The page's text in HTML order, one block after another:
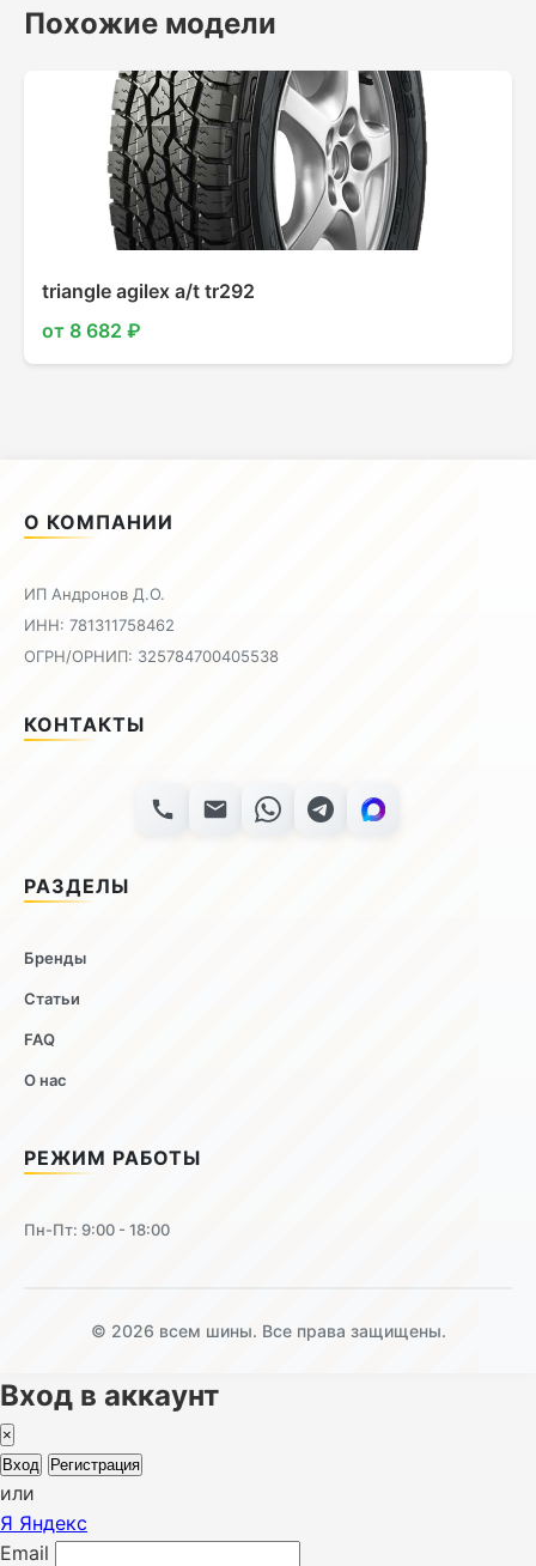
Похожие модели
triangle agilex a/t tr292
от 8 682 ₽
О КОМПАНИИ
ИП Андронов Д.О.
ИНН: 781311758462
ОГРН/ОРНИП: 325784700405538
КОНТАКТЫ
РАЗДЕЛЫ
Бренды
Статьи
FAQ
О нас
РЕЖИМ РАБОТЫ
Пн-Пт: 9:00 - 18:00
© 2026 всем шины. Все права защищены.
Вход в аккаунт
×
Вход
Регистрация
или
Я Яндекс
Email